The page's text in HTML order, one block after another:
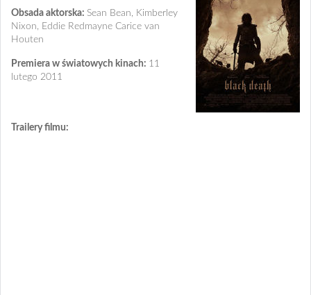
Obsada aktorska: Sean Bean, Kimberley
Nixon, Eddie Redmayne Carice van
Houten
Premiera w światowych kinach: 11
lutego 2011
Trailery filmu: